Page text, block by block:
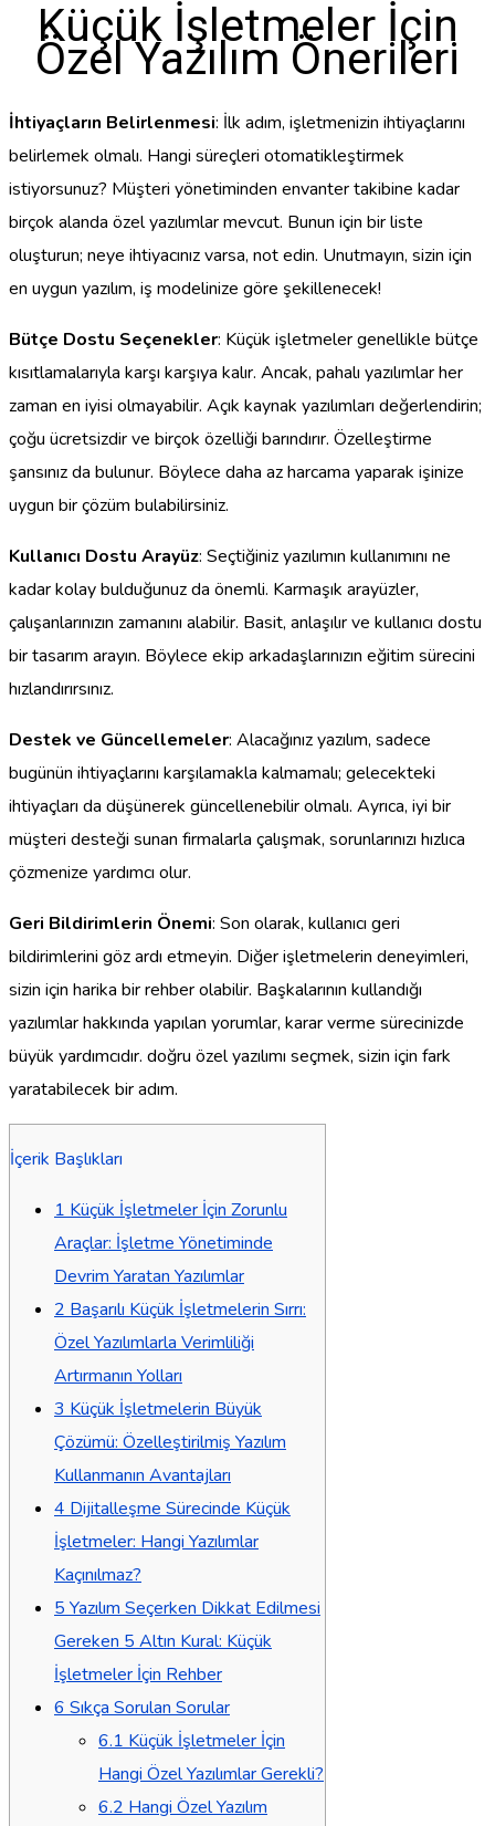
Küçük İşletmeler İçin
Özel Yazılım Önerileri
İhtiyaçların Belirlenmesi: İlk adım, işletmenizin ihtiyaçlarını
belirlemek olmalı. Hangi süreçleri otomatikleştirmek
istiyorsunuz? Müşteri yönetiminden envanter takibine kadar
birçok alanda özel yazılımlar mevcut. Bunun için bir liste
oluşturun; neye ihtiyacınız varsa, not edin. Unutmayın, sizin için
en uygun yazılım, iş modelinize göre şekillenecek!
Bütçe Dostu Seçenekler: Küçük işletmeler genellikle bütçe
kısıtlamalarıyla karşı karşıya kalır. Ancak, pahalı yazılımlar her
zaman en iyisi olmayabilir. Açık kaynak yazılımları değerlendirin;
çoğu ücretsizdir ve birçok özelliği barındırır. Özelleştirme
şansınız da bulunur. Böylece daha az harcama yaparak işinize
uygun bir çözüm bulabilirsiniz.
Kullanıcı Dostu Arayüz: Seçtiğiniz yazılımın kullanımını ne
kadar kolay bulduğunuz da önemli. Karmaşık arayüzler,
çalışanlarınızın zamanını alabilir. Basit, anlaşılır ve kullanıcı dostu
bir tasarım arayın. Böylece ekip arkadaşlarınızın eğitim sürecini
hızlandırırsınız.
Destek ve Güncellemeler: Alacağınız yazılım, sadece
bugünün ihtiyaçlarını karşılamakla kalmamalı; gelecekteki
ihtiyaçları da düşünerek güncellenebilir olmalı. Ayrıca, iyi bir
müşteri desteği sunan firmalarla çalışmak, sorunlarınızı hızlıca
çözmenize yardımcı olur.
Geri Bildirimlerin Önemi: Son olarak, kullanıcı geri
bildirimlerini göz ardı etmeyin. Diğer işletmelerin deneyimleri,
sizin için harika bir rehber olabilir. Başkalarının kullandığı
yazılımlar hakkında yapılan yorumlar, karar verme sürecinizde
büyük yardımcıdır. doğru özel yazılımı seçmek, sizin için fark
yaratabilecek bir adım.
İçerik Başlıkları
1 Küçük İşletmeler İçin Zorunlu
Araçlar: İşletme Yönetiminde
Devrim Yaratan Yazılımlar
2 Başarılı Küçük İşletmelerin Sırrı:
Özel Yazılımlarla Verimliliği
Artırmanın Yolları
3 Küçük İşletmelerin Büyük
Çözümü: Özelleştirilmiş Yazılım
Kullanmanın Avantajları
4 Dijitalleşme Sürecinde Küçük
İşletmeler: Hangi Yazılımlar
Kaçınılmaz?
5 Yazılım Seçerken Dikkat Edilmesi
Gereken 5 Altın Kural: Küçük
İşletmeler İçin Rehber
6 Sıkça Sorulan Sorular
6.1 Küçük İşletmeler İçin
Hangi Özel Yazılımlar Gerekli?
6.2 Hangi Özel Yazılım